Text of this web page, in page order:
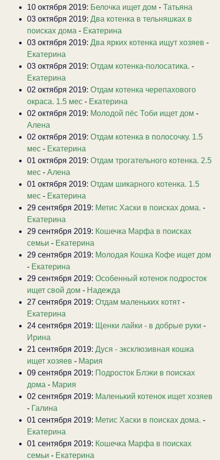
10 октября 2019: Белочка ищет дом - Татьяна
03 октября 2019: Два котенка в тельняшках в
поисках дома - Екатерина
03 октября 2019: Два ярких котенка ищут хозяев -
Екатерина
03 октября 2019: Отдам котенка-полосатика. -
Екатерина
02 октября 2019: Отдам котенка черепахового
окраса. 1.5 мес - Екатерина
02 октября 2019: Молодой пёс Тоби ищет дом -
Алена
02 октября 2019: Отдам котенка в полосочку. 1.5
мес - Екатерина
01 октября 2019: Отдам трогательного котенка. 2.5
мес - Алена
01 октября 2019: Отдам шикарного котенка. 1.5
мес - Екатерина
29 сентября 2019: Метис Хаски в поисках дома. -
Екатерина
29 сентября 2019: Кошечка Марфа в поисках
семьи - Екатерина
29 сентября 2019: Молодая Кошка Кофе ищет дом
- Екатерина
29 сентября 2019: Особенный котенок подросток
ищет свой дом - Надежда
27 сентября 2019: Отдам маленьких котят -
Екатерина
24 сентября 2019: Щенки лайки - в добрые руки -
Ирина
21 сентября 2019: Дуся - эксклюзивная кошка
ищет хозяев - Мария
09 сентября 2019: Подросток Блэки в поисках
дома - Мария
02 сентября 2019: Маленький котенок ищет хозяев
- Галина
01 сентября 2019: Метис Хаски в поисках дома. -
Екатерина
01 сентября 2019: Кошечка Марфа в поисках
семьи - Екатерина